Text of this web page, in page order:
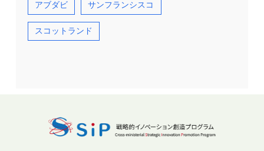
アブダビ サンフランシスコ
スコットランド